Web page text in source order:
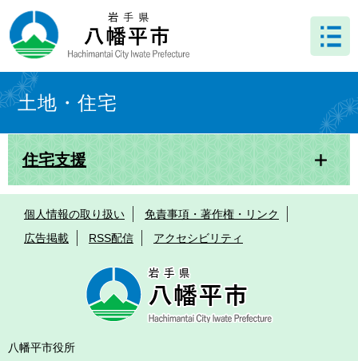
ー
ジ
先
頭
で
ニ
ュ
を
飛
ば
へ
文 土地・住宅
住宅支援
個人情報の取り扱い
免責事項・著作権・リンク
広告掲載
RSS配信 アクセシビリティ
八幡平市役所